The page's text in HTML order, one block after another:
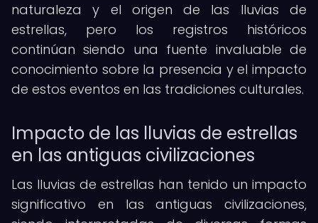
naturaleza y el origen de las lluvias de
estrellas, pero los registros históricos
continúan siendo una fuente invaluable de
conocimiento sobre la presencia y el impacto
de estos eventos en las tradiciones culturales.
Impacto de las lluvias de estrellas
en las antiguas civilizaciones
Las lluvias de estrellas han tenido un impacto
significativo en las antiguas civilizaciones,